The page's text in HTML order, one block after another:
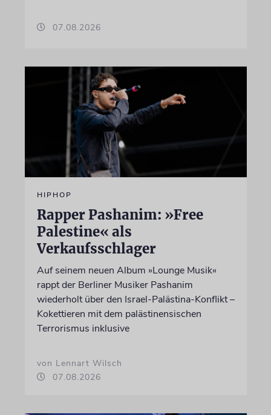
07.08.2026
HIPHOP
Rapper Pashanim: »Free
Palestine« als
Verkaufsschlager
Auf seinem neuen Album »Lounge Musik«
rappt der Berliner Musiker Pashanim
wiederholt über den Israel-Palästina-Konflikt –
Kokettieren mit dem palästinensischen
Terrorismus inklusive
von Lennart Wilsch
07.08.2026